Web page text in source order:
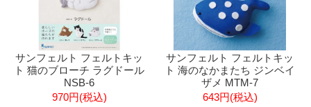
サンフェルト フェルトキッ
ト 猫のブローチ ラグドール
NSB-6
970円(税込)
サンフェルト フェルトキッ
ト 海のなかまたち ジンベイ
ザメ MTM-7
643円(税込)